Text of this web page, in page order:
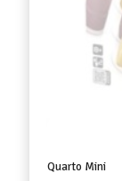
Quarto Mini